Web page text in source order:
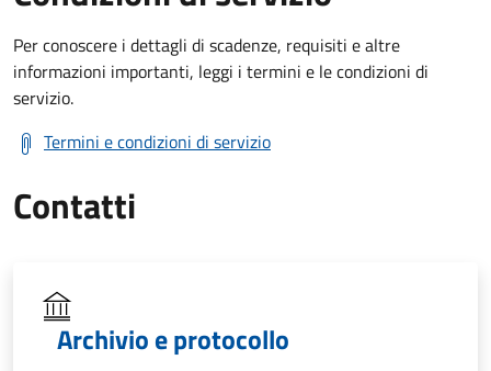
Per conoscere i dettagli di scadenze, requisiti e altre
informazioni importanti, leggi i termini e le condizioni di
servizio.
Termini e condizioni di servizio
Contatti
Archivio e protocollo